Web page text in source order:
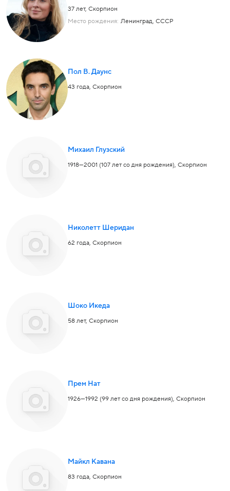
37 лет, Скорпион
Место рождения: Ленинград, СССР
Пол В. Даунс
43 года, Скорпион
Михаил Глузский
1918—2001 (107 лет со дня рождения), Скорпион
Николетт Шеридан
62 года, Скорпион
Шоко Икеда
58 лет, Скорпион
Прем Нат
1926—1992 (99 лет со дня рождения), Скорпион
Майкл Кавана
83 года, Скорпион